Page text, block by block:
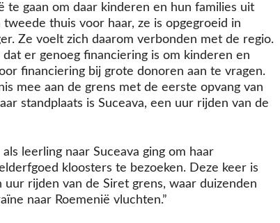
te gaan om daar kinderen en hun families uit
thuis voor haar, ze is opgegroeid in
Ze voelt zich daarom verbonden met de regio.
er genoeg financiering is om kinderen en
financiering bij grote donoren aan te vragen.
mee aan de grens met de eerste opvang van
standplaats is Suceava, een uur rijden van de
leerling naar Suceava ging om haar
kloosters te bezoeken. Deze keer is
rijden van de Siret grens, waar duizenden
naar Roemenië vluchten.”